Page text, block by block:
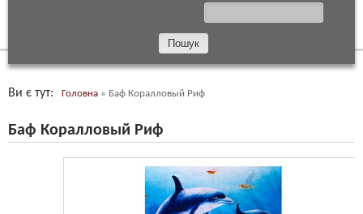
Ви є тут Головна » Баф Коралловый Риф
Баф Коралловый Риф